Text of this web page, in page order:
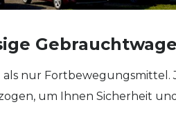
nur Fortbewegungsmittel.
um Ihnen Sicherheit